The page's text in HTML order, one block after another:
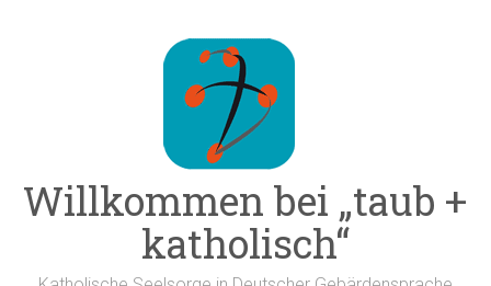
Willkommen bei „taub +
katholisch“